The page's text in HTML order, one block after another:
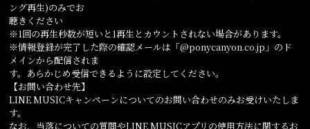
ング再生)のみでお
聴きください
※1回の再生秒数が短いと1再生とカウントされない場合があります。
※情報登録が完了した際の確認メールは「@ponycanyon.co.jp」のド
メインから配信されま
す。あらかじめ受信できるように設定してください。
【お問い合わせ先】
LINE MUSICキャンペーンについてのお問い合わせのみお受けいたしま
す。
なお、当落についての質問やLINE MUSICアプリの使用方法に関するお